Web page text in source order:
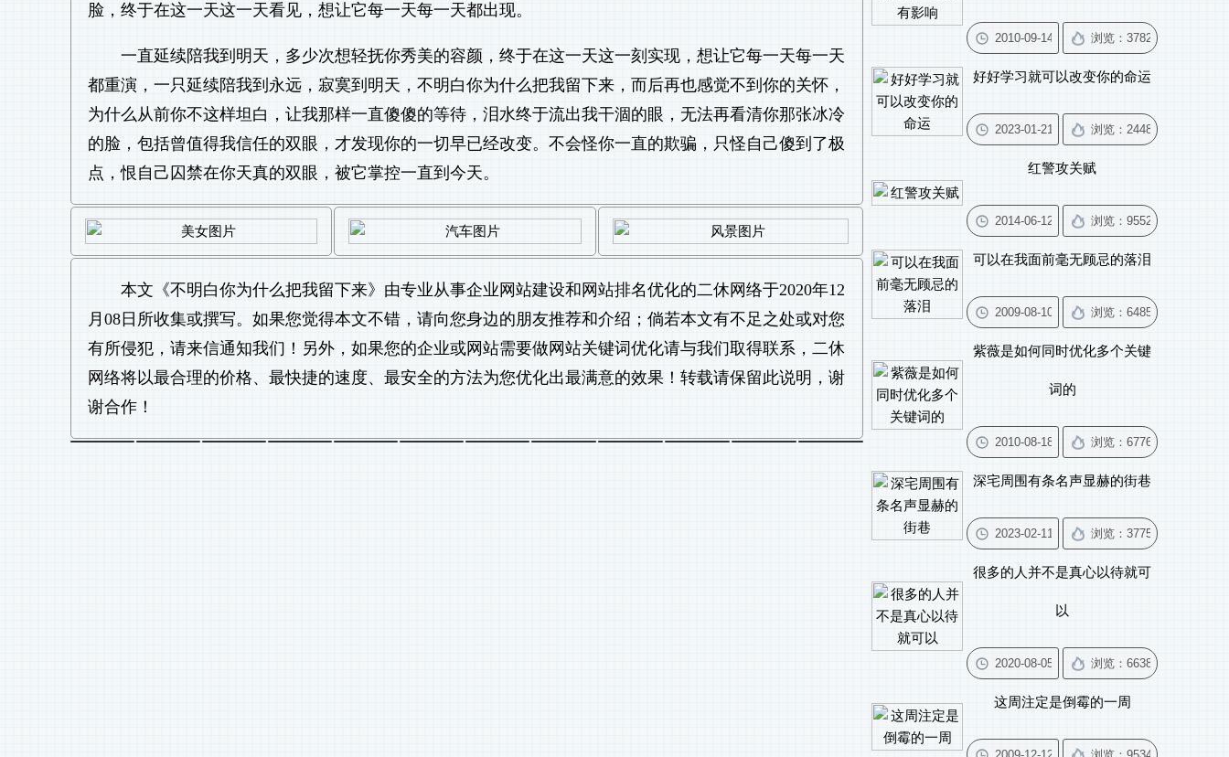
脸，终于在这一天这一天看见，想让它每一天每一天都出现。
一直延续陪我到明天，多少次想轻抚你秀美的容颜，终于在这一天这一刻实现，想让它每一天每一天
都重演，一只延续陪我到永远，寂寞到明天，不明白你为什么把我留下来，而后再也感觉不到你的关怀，
为什么从前你不这样坦白，让我那样一直傻傻的等待，泪水终于流出我干涸的眼，无法再看清你那张冰冷
的脸，包括曾值得我信任的双眼，才发现你的一切早已经改变。不会怪你一直的欺骗，只怪自己傻到了极
点，恨自己囚禁在你天真的双眼，被它掌控一直到今天。
本文《不明白你为什么把我留下来》由专业从事企业网站建设和 网站排名优化的二休网络于2020年12
月08日所收集或撰写。如果您觉得本文不错，请向您身边的朋友推荐和介绍；倘若本文有不足之处或对您
有所侵犯，请来信通知我们！另外，如果您的企业或网站需要做 网站关键词优化请与我们取得联系，二休
网络将以最合理的价格、最快捷的速度、最安全的方法为您优化出最满意的效果！转载请保留此说明，谢
谢合作！
好好学习就可以改变你的命运
红警攻关赋
可以在我面前毫无顾忌的落泪
紫薇是如何同时优化多个关键
词的
深宅周围有条名声显赫的街巷
很多的人并不是真心以待就可
以
这周注定是倒霉的一周